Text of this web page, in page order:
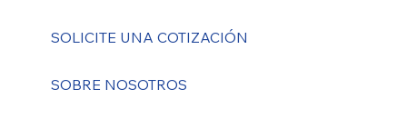
SOLICITE UNA COTIZACIÓN
SOBRE NOSOTROS